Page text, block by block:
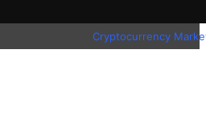
Cryptocurrency